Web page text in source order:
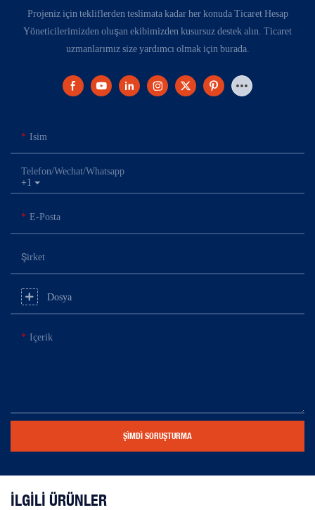
Projeniz için tekliflerden teslimata kadar her konuda Ticaret Hesap
Yöneticilerimizden oluşan ekibimizden kusursuz destek alın. Ticaret
uzmanlarımız size yardımcı olmak için burada.
Isim
+1
Telefon/Wechat/Whatsapp
E-Posta
Şirket
Dosya
Içerik
ŞIMDI SORUŞTURMA
İLGILI ÜRÜNLER